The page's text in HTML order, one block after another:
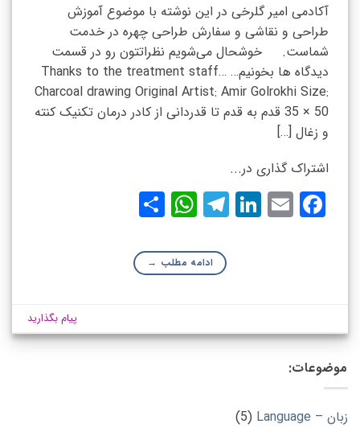
آکادمی امیر گلرخی در این نوشته با موضوع آموزش
طراحی و نقاشی و سفارش طراحی چهره در خدمت
شماست. خوشحال می‌شویم نظراتتون رو در قسمت
دیدگاه ها بخونیم… Thanks to the treatment staff…
Charcoal drawing Original Artist: Amir Golrokhi Size:
35 × 50 قدم به قدم تا قدردانی از کادر درمان تکنیک کنته
و زغال […]
اشتراک گذاری در...
Facebook
Email
LinkedIn
Telegram
WhatsApp
ادامه مطلب →
پیام بگذارید
موضوعات:
زبان – Language
(5)